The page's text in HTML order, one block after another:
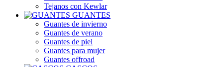
Tejanos con Kewlar
GUANTES
Guantes de invierno
Guantes de verano
Guantes de piel
Guantes para mujer
Guantes offroad